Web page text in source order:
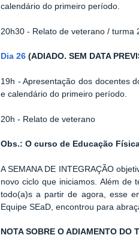
calendário do primeiro período.
20h30 - Relato de veterano / turma
Dia 26 (ADIADO. SEM DATA
19h - Apresentação dos docentes
e calendário do primeiro período.
20h - Relato de veterano
Obs.: O curso de Educação
A SEMANA DE INTEGRAÇÃO
novo ciclo que iniciamos. Além de
todo(a)s a partir de agora, esse
Equipe SEaD, encontrou para
NOTA SOBRE O ADIAMENTO DO